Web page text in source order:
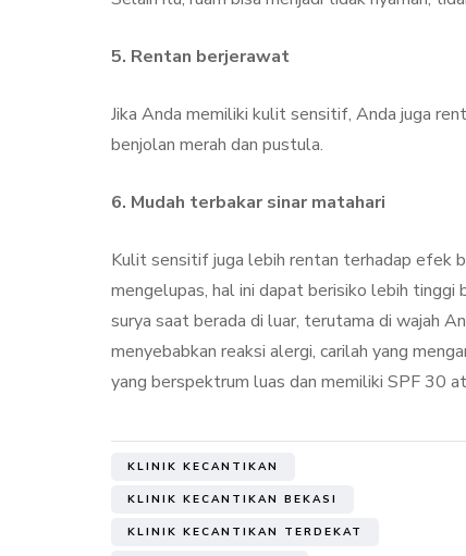
5. Rentan berjerawat
Jika Anda memiliki kulit sensitif, Anda juga
benjolan merah dan pustula.
6. Mudah terbakar sinar matahari
Kulit sensitif juga lebih rentan terhadap efek
mengelupas, hal ini dapat berisiko lebih
surya saat berada di luar, terutama di wajah
menyebabkan reaksi alergi, carilah yang
yang berspektrum luas dan memiliki SPF 30
KLINIK KECANTIKAN
KLINIK KECANTIKAN BEKASI
KLINIK KECANTIKAN TERDEKAT